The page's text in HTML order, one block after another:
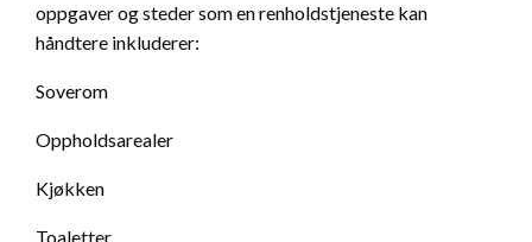
oppgaver og steder som en renholdstjeneste kan
håndtere inkluderer:
Soverom
Oppholdsarealer
Kjøkken
Toaletter